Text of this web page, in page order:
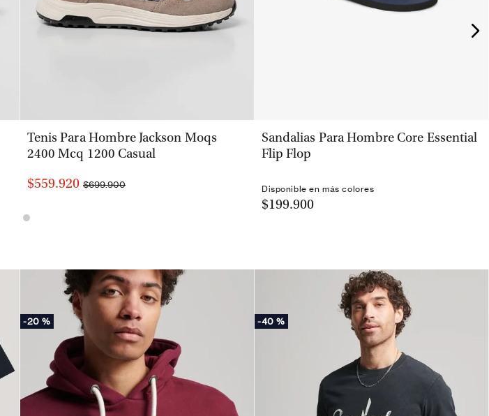
VISTA RÁPIDA
Tenis Para Hombre Jackson Moqs
2400 Mcq 1200 Casual
$559.920 $699.900
VISTA RÁPIDA
Sandalias Para Hombre Core Essential
Flip Flop
Disponible en más colores
$199.900
-20 % -40 %